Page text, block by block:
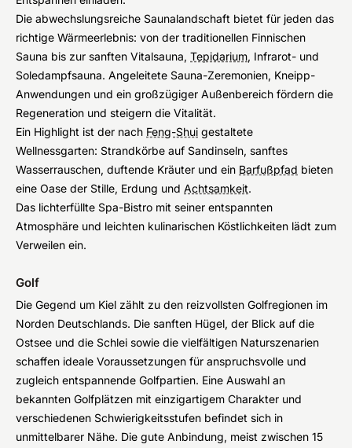
Die abwechslungsreiche Saunalandschaft bietet für jeden das
richtige Wärmeerlebnis: von der traditionellen Finnischen
Sauna bis zur sanften Vitalsauna, Tepidarium, Infrarot- und
Soledampfsauna. Angeleitete Sauna-Zeremonien, Kneipp-
Anwendungen und ein großzügiger Außenbereich fördern die
Regeneration und steigern die Vitalität.
Ein Highlight ist der nach Feng-Shui gestaltete
Wellnessgarten: Strandkörbe auf Sandinseln, sanftes
Wasserrauschen, duftende Kräuter und ein Barfußpfad bieten
eine Oase der Stille, Erdung und Achtsamkeit.
Das lichterfüllte Spa-Bistro mit seiner entspannten
Atmosphäre und leichten kulinarischen Köstlichkeiten lädt zum
Verweilen ein.
Golf
Die Gegend um Kiel zählt zu den reizvollsten Golfregionen im
Norden Deutschlands. Die sanften Hügel, der Blick auf die
Ostsee und die Schlei sowie die vielfältigen Naturszenarien
schaffen ideale Voraussetzungen für anspruchsvolle und
zugleich entspannende Golfpartien. Eine Auswahl an
bekannten Golfplätzen mit einzigartigem Charakter und
verschiedenen Schwierigkeitsstufen befindet sich in
unmittelbarer Nähe. Die gute Anbindung, meist zwischen 15